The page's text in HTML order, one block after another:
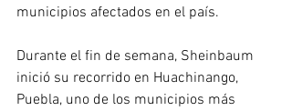
municipios afectados en el país.
Durante el fin de semana, Sheinbaum
inició su recorrido en Huachinango,
Puebla, uno de los municipios más